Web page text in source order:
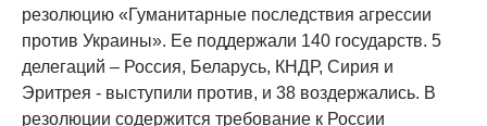
резолюцию «Гуманитарные последствия агрессии
против Украины». Ее поддержали 140 государств. 5
делегаций – Россия, Беларусь, КНДР, Сирия и
Эритрея - выступили против, и 38 воздержались. В
резолюции содержится требование к России